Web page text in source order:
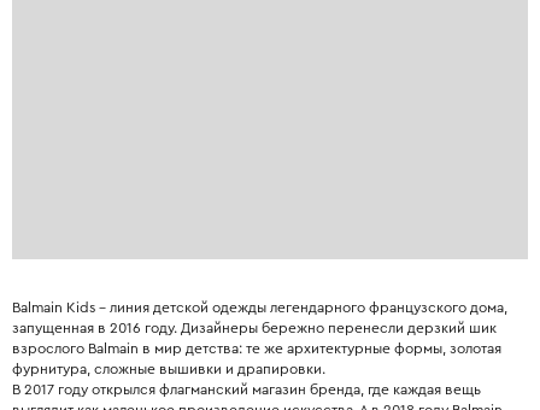
Balmain Kids – линия детской одежды легендарного французского дома,
запущенная в 2016 году. Дизайнеры бережно перенесли дерзкий шик
взрослого Balmain в мир детства: те же архитектурные формы, золотая
фурнитура, сложные вышивки и драпировки.
В 2017 году открылся флагманский магазин бренда, где каждая вещь